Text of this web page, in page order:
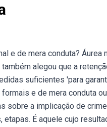
e de mera conduta?
alegou que a
suficientes 'para
e de mera conduta
sobre a implicação de
É aquele cujo